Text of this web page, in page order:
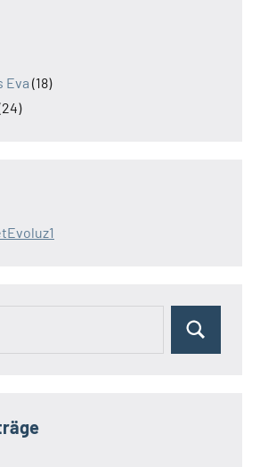
Eva (18)
Suchen